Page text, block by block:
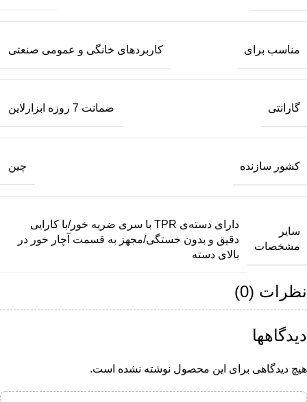
مناسب برای کاربردهای خانگی و عمومی صنعتی
گارانتی ضمانت 7 روزه ابزارلاین
کشور سازنده چین
سایر
مشخصات
دارای دسته‌ی TPR با سری ضربه خور/با کارایی
دقیق و بدون خستگی/مجهز به قسمت آچار خور در
بالای دسته
نظرات (0)
دیدگاهها
هیچ دیدگاهی برای این محصول نوشته نشده است.